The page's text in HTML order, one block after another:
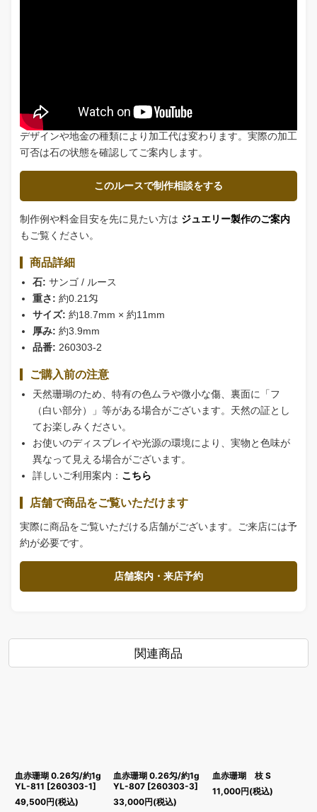
案します。
天然珊瑚は熱・衝撃・薬品にデリケートです。
デザインや地金の種類により加工代は変わります。実際の加工
可否は石の状態を確認してご案内します。
このルースで制作相談をする
制作例や料金目安を先に見たい方は ジュエリー製作のご案内
もご覧ください。
商品詳細
石: サンゴ / ルース
重さ: 約0.21匁
サイズ: 約18.7mm × 約11mm
厚み: 約3.9mm
品番: 260303-2
ご購入前の注意
天然珊瑚のため、特有の色ムラや微小な傷、裏面に「フ
（白い部分）」等がある場合がございます。天然の証とし
てお楽しみください。
お使いのディスプレイや光源の環境により、実物と色味が
異なって見える場合がございます。
詳しいご利用案内： こちら
店舗で商品をご覧いただけます
実際に商品をご覧いただける店舗がございます。ご来店には予
約が必要です。
店舗案内・来店予約
関連商品
血赤珊瑚 0.26匁/約1g
YL-811 [260303-1]
49,500円(税込)
血赤珊瑚 0.26匁/約1g
YL-807 [260303-3]
33,000円(税込)
血赤珊瑚 枝 S
11,000円(税込)